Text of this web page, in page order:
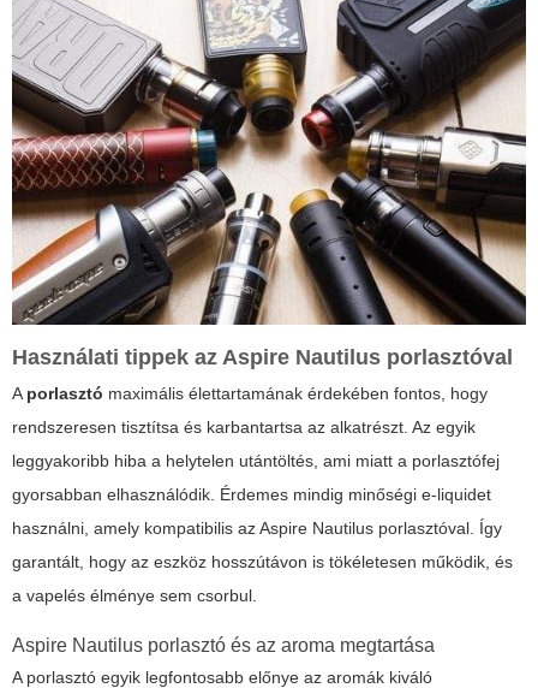
Használati tippek az Aspire Nautilus porlasztóval
A porlasztó maximális élettartamának érdekében fontos, hogy
rendszeresen tisztítsa és karbantartsa az alkatrészt. Az egyik
leggyakoribb hiba a helytelen utántöltés, ami miatt a porlasztófej
gyorsabban elhasználódik. Érdemes mindig minőségi e-liquidet
használni, amely kompatibilis azAspire Nautilus porlasztóval . Így
garantált, hogy az eszköz hosszútávon is tökéletesen működik, és
a vapelés élménye sem csorbul.
Aspire Nautilus porlasztó és az aroma megtartása
A porlasztó egyik legfontosabb előnye az aromák kiváló